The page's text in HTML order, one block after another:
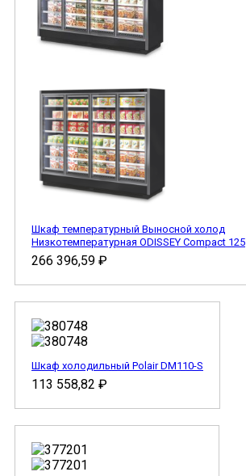
Шкаф температурный Выносной холод
Низкотемпературная ODISSEY Compact 125
266 396,59 ₽
Шкаф холодильный Polair DM110-S
113 558,82 ₽